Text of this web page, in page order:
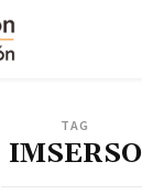
TAG
IMSERSO